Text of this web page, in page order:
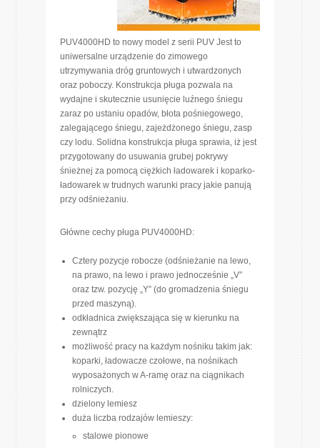
PUV4000HD to nowy model z serii PUV Jest to
uniwersalne urządzenie do zimowego
utrzymywania dróg gruntowych i utwardzonych
oraz poboczy. Konstrukcja pługa pozwala na
wydajne i skutecznie usunięcie luźnego śniegu
zaraz po ustaniu opadów, błota pośniegowego,
zalegającego śniegu, zajeżdżonego śniegu, zasp
czy lodu. Solidna konstrukcja pługa sprawia, iż jest
przygotowany do usuwania grubej pokrywy
śnieżnej za pomocą ciężkich ładowarek i koparko-
ładowarek w trudnych warunki pracy jakie panują
przy odśnieżaniu.
Główne cechy pługa PUV4000HD:
Cztery pozycje robocze (odśnieżanie na lewo,
na prawo, na lewo i prawo jednocześnie „V”
oraz tzw. pozycję „Y” (do gromadzenia śniegu
przed maszyną).
odkładnica zwiększająca się w kierunku na
zewnątrz
możliwość pracy na każdym nośniku takim jak:
koparki, ładowacze czołowe, na nośnikach
wyposażonych w A-ramę oraz na ciągnikach
rolniczych.
dzielony lemiesz
duża liczba rodzajów lemieszy:
stalowe pionowe